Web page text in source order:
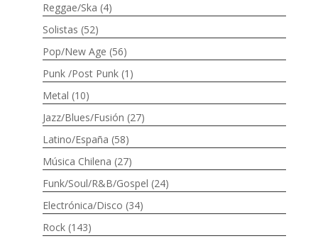
Reggae/Ska (4)
Solistas (52)
Pop/New Age (56)
Punk /Post Punk (1)
Metal (10)
Jazz/Blues/Fusión (27)
Latino/España (58)
Música Chilena (27)
Funk/Soul/R&B/Gospel (24)
Electrónica/Disco (34)
Rock (143)